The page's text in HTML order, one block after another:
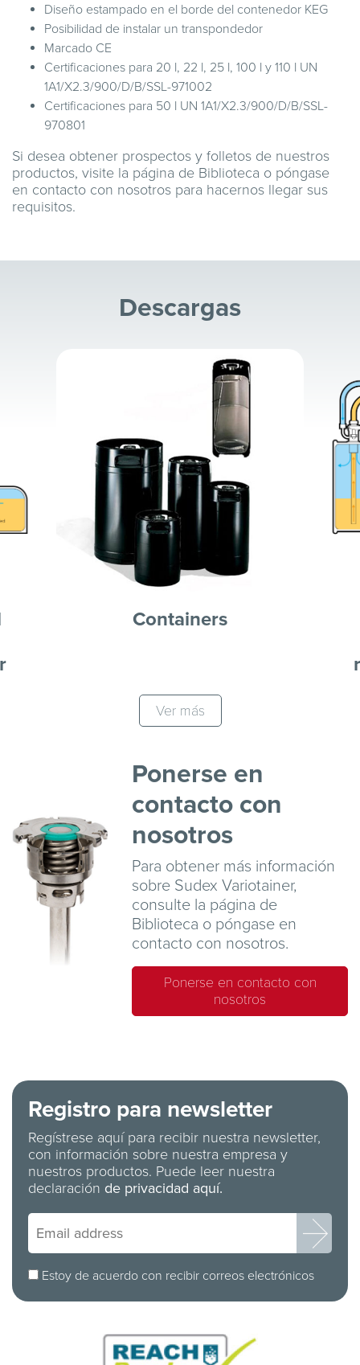
Diseño estampado en el borde del contenedor KEG
Posibilidad de instalar un transpondedor
Marcado CE
Certificaciones para 20 l, 22 l, 25 l, 100 l y 110 l UN
1A1/X2.3/900/D/B/SSL-971002
Certificaciones para 50 l UN 1A1/X2.3/900/D/B/SSL-
970801
Si desea obtener prospectos y folletos de nuestros
productos, visite la página de Biblioteca o póngase
en contacto con nosotros para hacernos llegar sus
requisitos.
Descargas
Containers
Ver más
Ponerse en
contacto con
nosotros
Para obtener más información
sobre Sudex Variotainer,
consulte la página de
Biblioteca o póngase en
contacto con nosotros.
Ponerse en contacto con
nosotros
Registro para newsletter
Regístrese aquí para recibir nuestra newsletter,
con información sobre nuestra empresa y
nuestros productos. Puede leer nuestra
declaración de privacidad aquí.
Estoy de acuerdo con recibir correos electrónicos